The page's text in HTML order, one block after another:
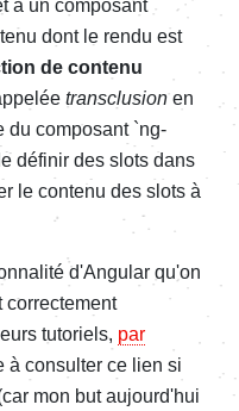
à un composant
dont le rendu est
de contenu
transclusionen
du composant `ng-
définir des slots dans
le contenu des slots à
d'Angular qu'on
correctement
tutoriels, par
à consulter ce lien si
mon but aujourd'hui